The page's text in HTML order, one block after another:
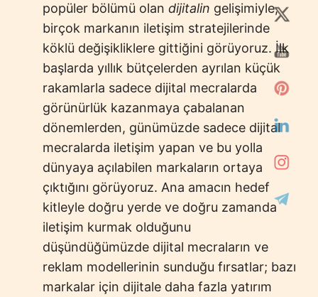
popüler bölümü olan dijitalin gelişimiyle,
birçok markanın iletişim stratejilerinde
köklü değişikliklere gittiğini görüyoruz. İlk
başlarda yıllık bütçelerden ayrılan küçük
rakamlarla sadece dijital mecralarda
görünürlük kazanmaya çabalanan
dönemlerden, günümüzde sadece dijital
mecralarda iletişim yapan ve bu yolla
dünyaya açılabilen markaların ortaya
çıktığını görüyoruz. Ana amacın hedef
kitleyle doğru yerde ve doğru zamanda
iletişim kurmak olduğunu
düşündüğümüzde dijital mecraların ve
reklam modellerinin sunduğu fırsatlar; bazı
markalar için dijitale daha fazla yatırım